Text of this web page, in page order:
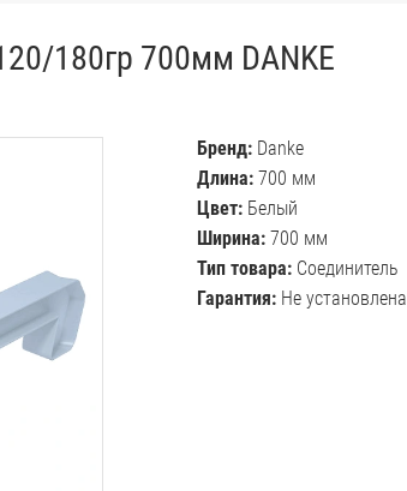
180гр 700мм DANKE
Бренд: Danke
Длина: 700 мм
Цвет: Белый
Ширина: 700 мм
Тип товара: Соединитель
Гарантия: Не установлена